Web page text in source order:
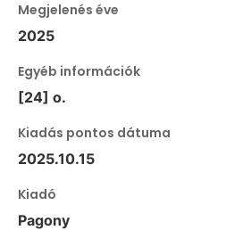
Megjelenés éve
2025
Egyéb információk
[24] o.
Kiadás pontos dátuma
2025.10.15
Kiadó
Pagony